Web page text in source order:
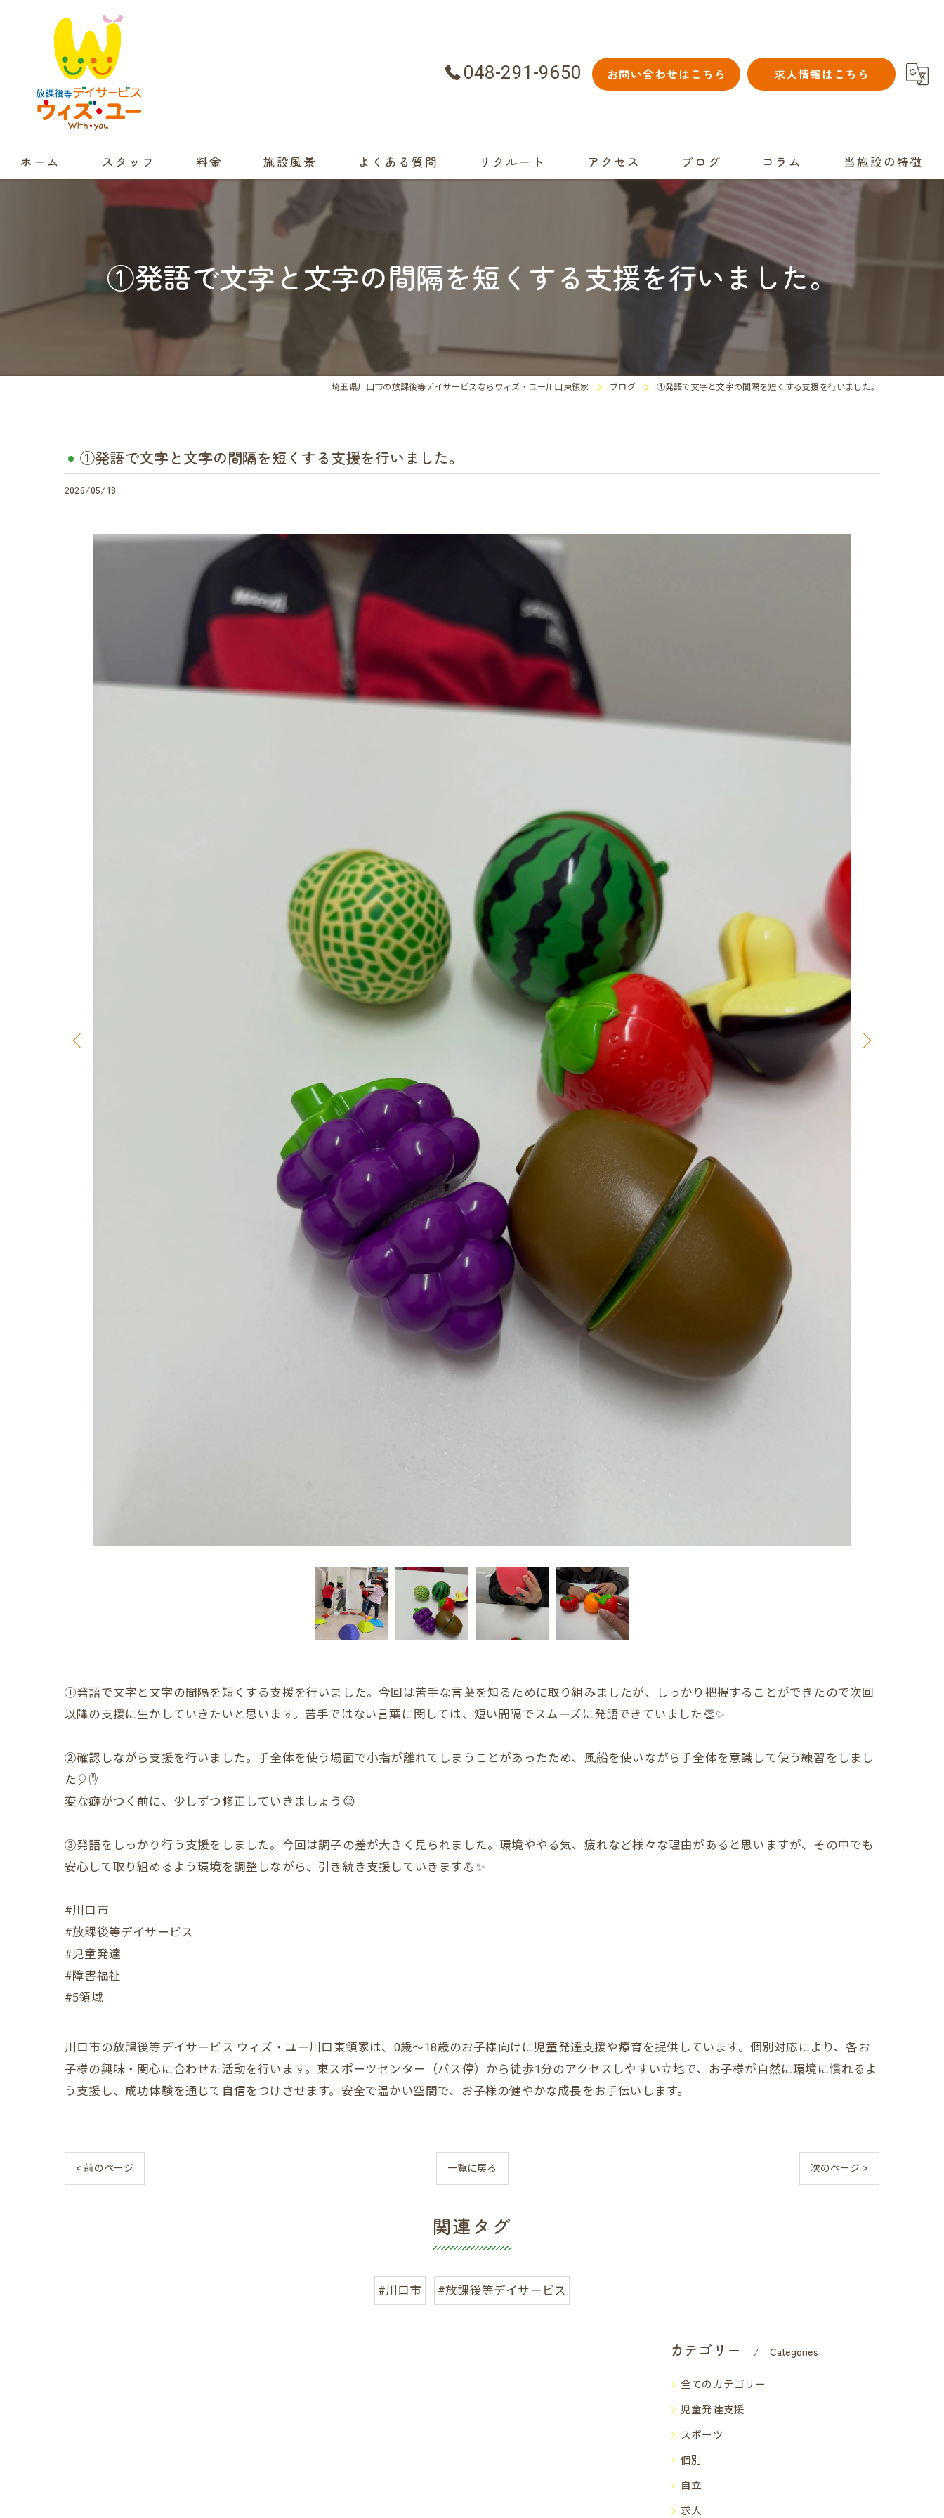
048-291-9650 お問い合わせはこちら 求人情報はこちら
ホーム スタッフ 料金 施設風景 よくある質問 リクルート アクセス ブログ コラム 当施設の特徴
①発語で文字と文字の間隔を短くする支援を行いました。
埼玉県川口市の放課後等デイサービスならウィズ・ユー川口東領家 ブログ ①発語で文字と文字の間隔を短くする支援を行いました。
①発語で文字と文字の間隔を短くする支援を行いました。
2026/05/18
①発語で文字と文字の間隔を短くする支援を行いました。今回は苦手な言葉を知るために取り組みましたが、しっかり把握することができたので次回
以降の支援に生かしていきたいと思います。苦手ではない言葉に関しては、短い間隔でスムーズに発語できていました👏✨
②確認しながら支援を行いました。手全体を使う場面で小指が離れてしまうことがあったため、風船を使いながら手全体を意識して使う練習をしまし
た🎈✋
変な癖がつく前に、少しずつ修正していきましょう😊
③発語をしっかり行う支援をしました。今回は調子の差が大きく見られました。環境ややる気、疲れなど様々な理由があると思いますが、その中でも
安心して取り組めるよう環境を調整しながら、引き続き支援していきます💪✨
#川口市
#放課後等デイサービス
#児童発達
#障害福祉
#5領域
川口市の放課後等デイサービス ウィズ・ユー川口東領家は、0歳～18歳のお子様向けに児童発達支援や療育を提供しています。個別対応により、各お
子様の興味・関心に合わせた活動を行います。東スポーツセンター（バス停）から徒歩1分のアクセスしやすい立地で、お子様が自然に環境に慣れるよ
う支援し、成功体験を通じて自信をつけさせます。安全で温かい空間で、お子様の健やかな成長をお手伝いします。
< 前のページ 一覧に戻る 次のページ >
関連タグ
#川口市 #放課後等デイサービス
カテゴリー Categories
全てのカテゴリー
児童発達支援
スポーツ
個別
自立
求人